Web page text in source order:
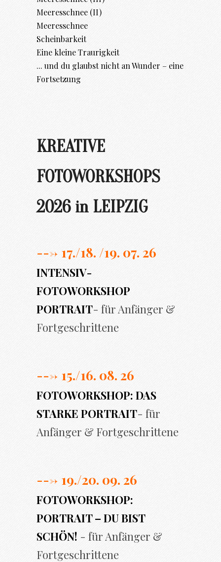
Meeresschnee (II)
Meeresschnee
Scheinbarkeit
Eine kleine Traurigkeit
... und du glaubst nicht an Wunder – eine
Fortsetzung
KREATIVE
FOTOWORKSHOPS
2026 in LEIPZIG
---> 17./18. /19. 07. 26
INTENSIV-
FOTOWORKSHOP
PORTRAIT- für Anfänger &
Fortgeschrittene
---> 15./16. 08. 26
FOTOWORKSHOP: DAS
STARKE PORTRAIT- für
Anfänger & Fortgeschrittene
---> 19./20. 09. 26
FOTOWORKSHOP:
PORTRAIT – DU BIST
SCHÖN! - für Anfänger &
Fortgeschrittene